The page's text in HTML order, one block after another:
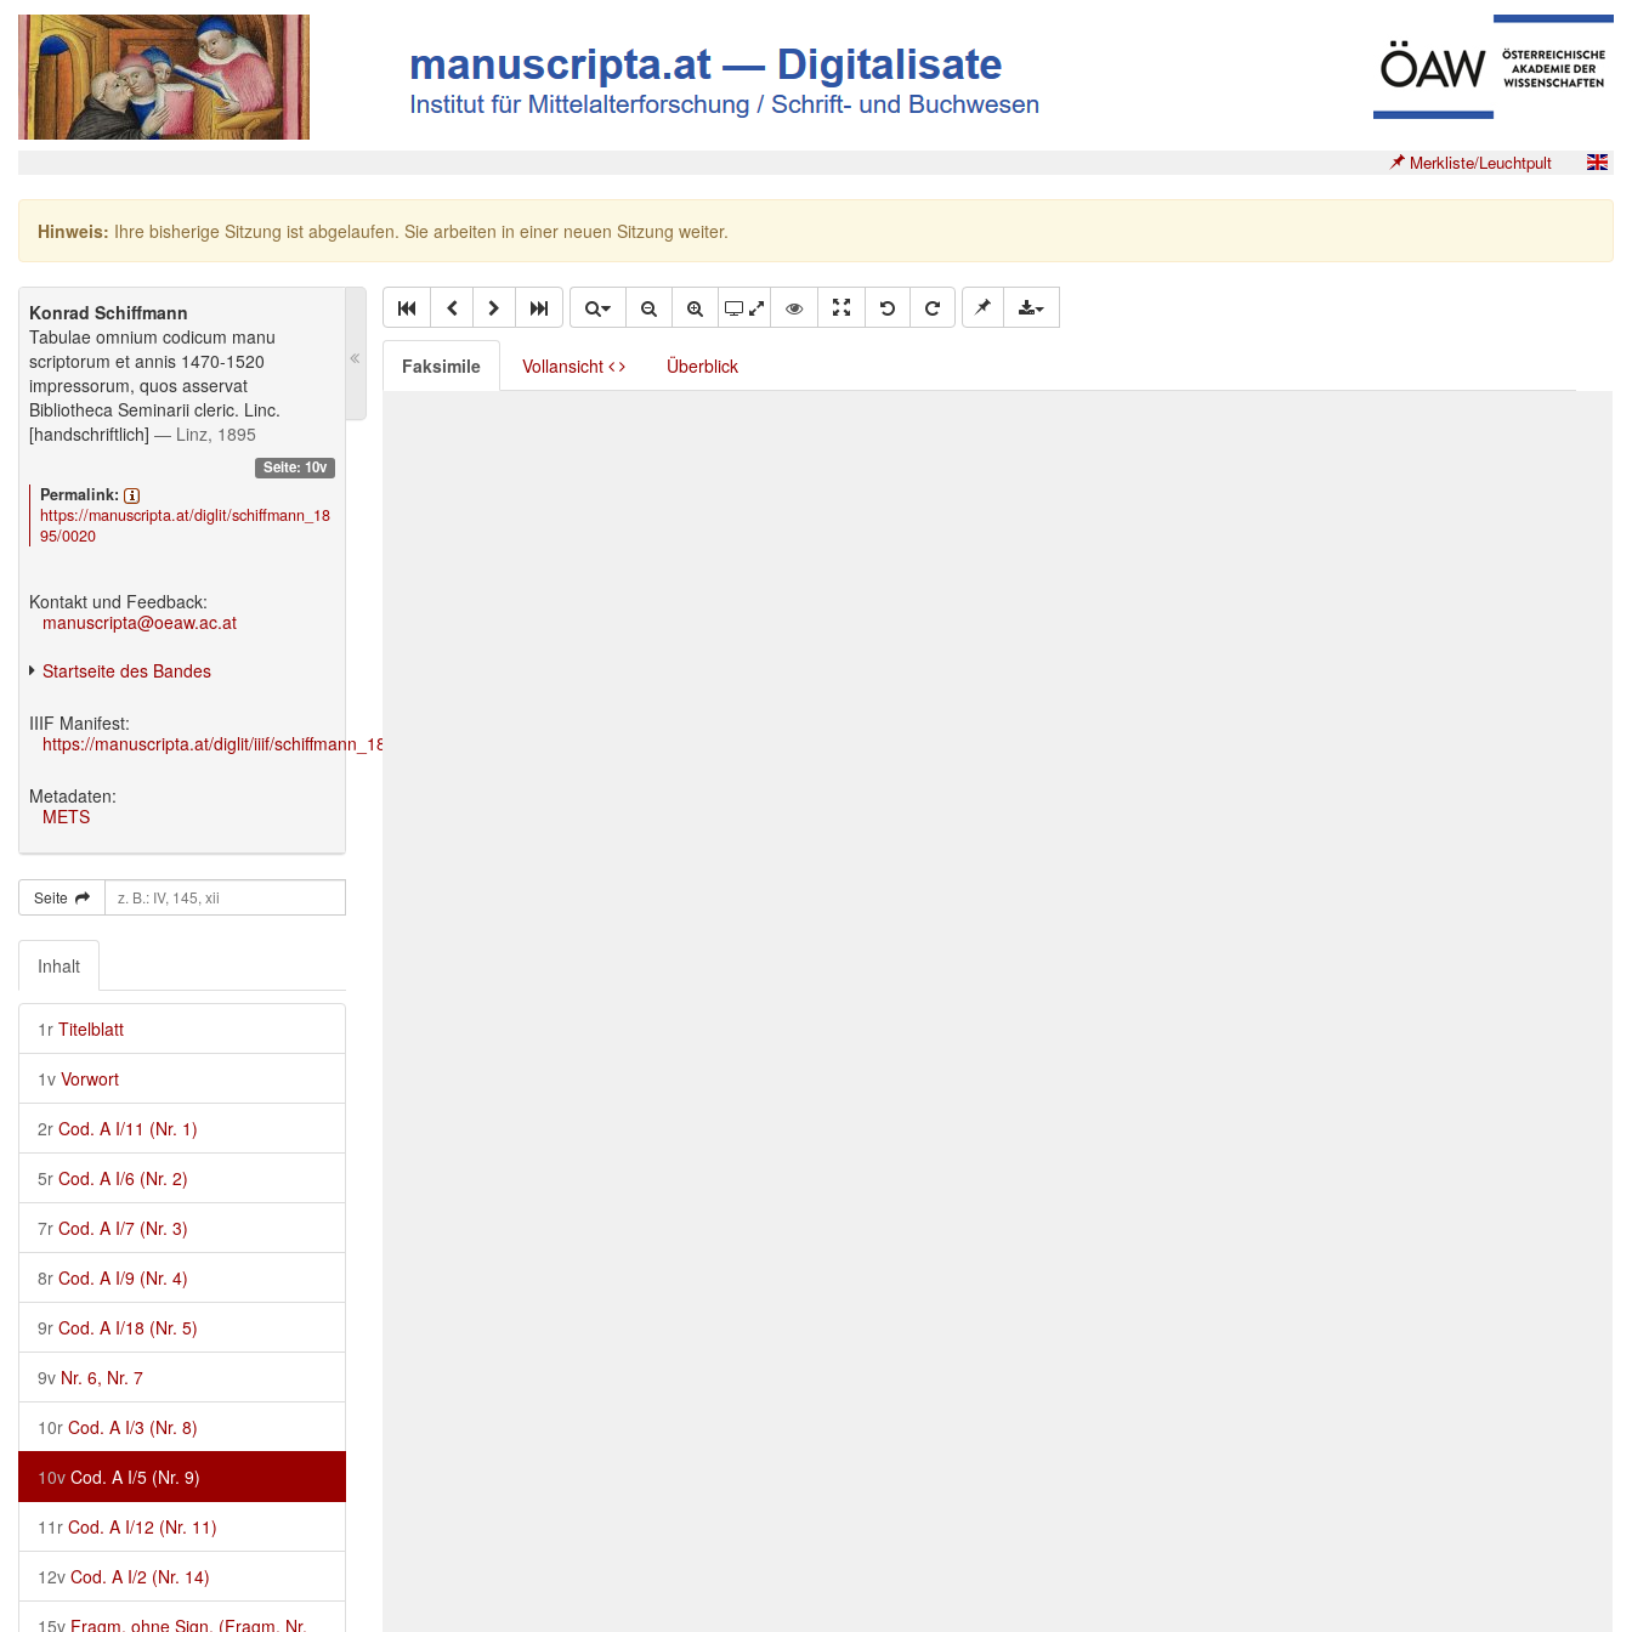
Merkliste/Leuchtpult
Hinweis: Ihre bisherige Sitzung ist abgelaufen. Sie arbeiten in einer neuen Sitzung weiter.
Konrad Schiffmann
Tabulae omnium codicum manu
scriptorum et annis 1470-1520
impressorum, quos asservat
Bibliotheca Seminarii cleric. Linc.
[handschriftlich] — Linz, 1895
Seite: 10v
Permalink:
https://manuscripta.at/diglit/schiffmann_18
95/0020
Kontakt und Feedback:
manuscripta@oeaw.ac.at
Startseite des Bandes
IIIF Manifest:
https://manuscripta.at/diglit/iiif/schiffmann_1895/manifest.json
Metadaten:
METS
Seite
Inhalt
1r Titelblatt
1v Vorwort
2r Cod. A I/11 (Nr. 1)
5r Cod. A I/6 (Nr. 2)
7r Cod. A I/7 (Nr. 3)
8r Cod. A I/9 (Nr. 4)
9r Cod. A I/18 (Nr. 5)
9v Nr. 6, Nr. 7
10r Cod. A I/3 (Nr. 8)
10v Cod. A I/5 (Nr. 9)
11r Cod. A I/12 (Nr. 11)
12v Cod. A I/2 (Nr. 14)
15v Fragm. ohne Sign. (Fragm. Nr.
Faksimile Vollansicht Überblick